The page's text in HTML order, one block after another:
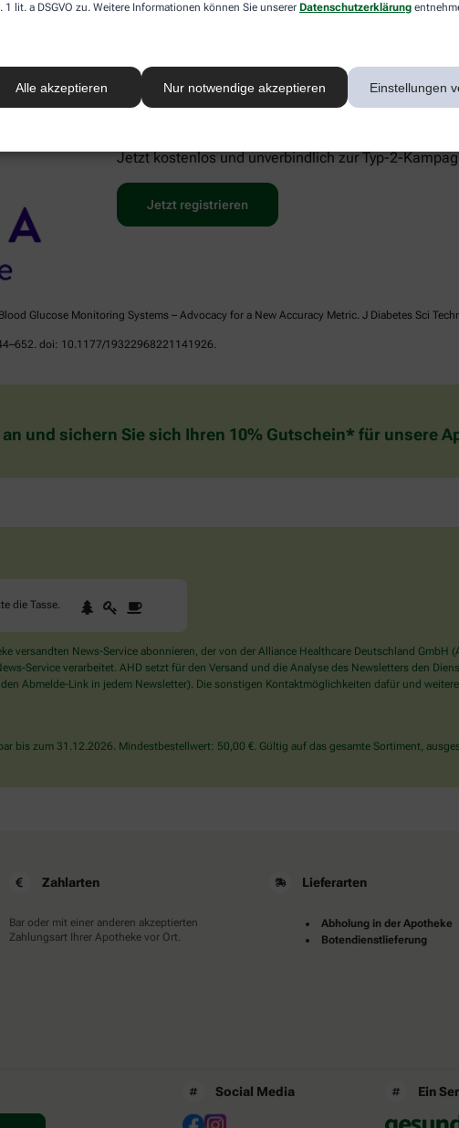
1 lit. a DSGVO zu. Weitere Informationen können Sie unserer Datenschutzerklärung
Alle akzeptieren Nur notwendige akzeptieren Einstellungen
Alle Informationen rund um Typ-
Jetzt kostenlos und unverbindlich zur Typ-2-
Jetzt registrieren
Glucose Monitoring Systems – Advocacy for a New Accuracy Metric. J Diabetes Sci
doi: 10.1177/19322968221141926.
und sichern Sie sich Ihren 10% Gutschein* für unsere
die Tasse.
Sind
Sie
Mensch?
Dann
wählen
Tasse.
1 2
versandten News-Service abonnieren, der von der Alliance Healthcare Deutschland
Service verarbeitet. AHD setzt für den Versand und die Analyse des Newsletters den
Abmelde-Link in jedem Newsletter). Die sonstigen Kontaktmöglichkeiten dafür und
bis zum 31.12.2026. Mindestbestellwert: 50,00 €. Gültig auf das gesamte Sortiment,
Zahlarten
Bar oder mit einer anderen akzeptierten
Zahlungsart Ihrer Apotheke vor Ort.
Lieferarten
Abholung in der Apotheke
Botendienstlieferung
Social Media Ein